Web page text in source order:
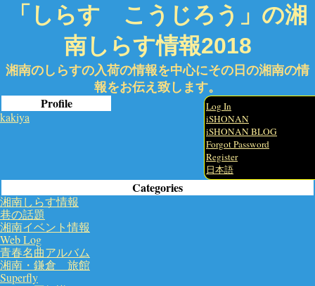
「しらす こうじろう」の湘
南しらす情報2018
湘南のしらすの入荷の情報を中心にその日の湘南の情
報をお伝え致します。
Profile
kakiya
Log In
iSHONAN
iSHONAN BLOG
Forgot Password
Register
日本語
Categories
湘南しらす情報
巷の話題
湘南イベント情報
Web Log
青春名曲アルバム
湘南・鎌倉 旅館
Superfly